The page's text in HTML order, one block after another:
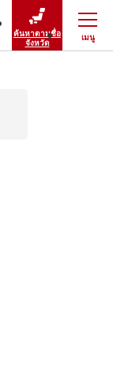
ค้นหาตามชื่อ
จังหวัด
เมนู
ปิดเมนู